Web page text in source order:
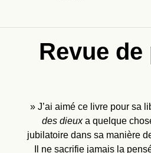
Revue de
» J’ai aimé ce livre pour sa
des dieuxa quelque
jubilatoire dans sa manière
Il ne sacrifie jamais la